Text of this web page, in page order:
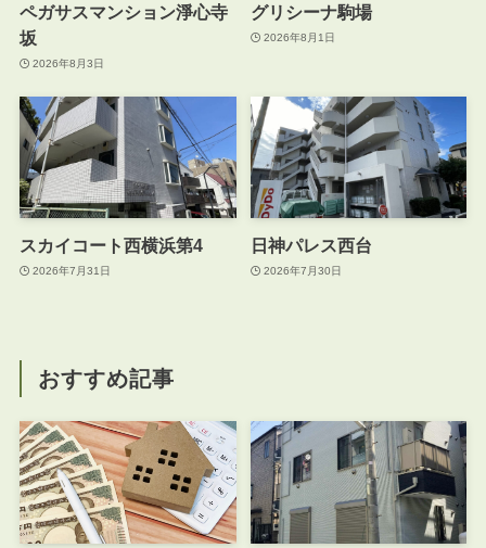
ペガサスマンション淨心寺
坂
2026年8月3日
グリシーナ駒場
2026年8月1日
スカイコート西横浜第4
2026年7月31日
日神パレス西台
2026年7月30日
おすすめ記事